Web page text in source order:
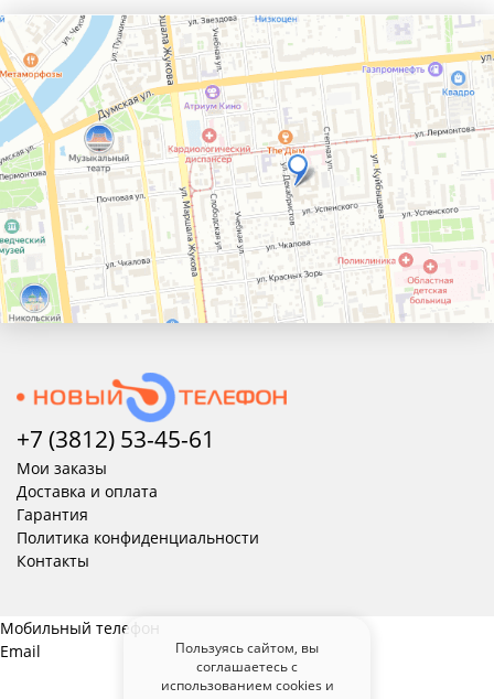
+7 (3812) 53-45-61
Мои заказы
Доставка и оплата
Гарантия
Политика конфиденциальности
Контакты
Пользуясь сайтом, вы
соглашаетесь с
использованием cookies и
Мобильный телефон
Email